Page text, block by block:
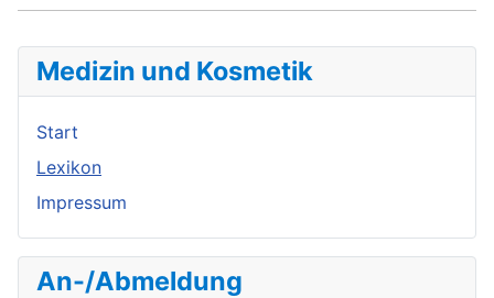
Medizin und Kosmetik
Start
Lexikon
Impressum
An-/Abmeldung